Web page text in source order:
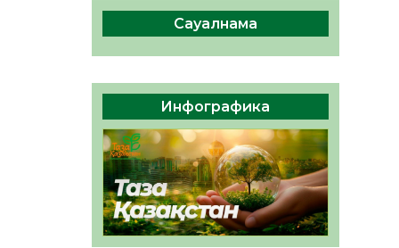
Руслан Рүстемұлы облыс
әкімінің кеңесшісі болып
тағайындалды
05.08.2026
36 0
Сауалнама
Инфографика